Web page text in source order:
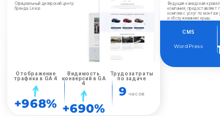
Официальный дилерский центр
бренда Lexus
Отображение
трафика в GA 4
+968%
Видимость
конверсий в GA
4
+690%
Трудозатраты
по задаче
9 часов
Ведущая канадская
компания, предоставляет
комплекс услуг по
и обслуживанию крыш.
CMS
WordPress